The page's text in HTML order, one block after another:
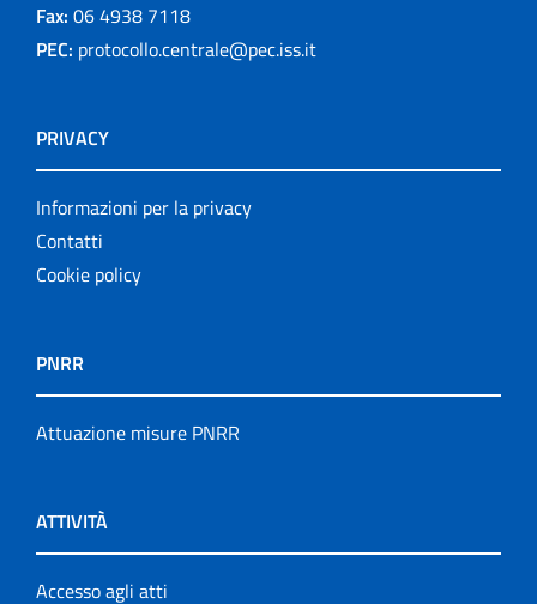
Fax: 06 4938 7118
PEC: protocollo.centrale@pec.iss.it
PRIVACY
Informazioni per la privacy
Contatti
Cookie policy
PNRR
Attuazione misure PNRR
ATTIVITÀ
Accesso agli atti